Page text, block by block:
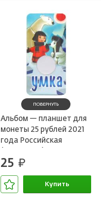
ПОВЕРНУТЬ
Альбом — планшет для
монеты 25 рублей 2021
года Российская
мультипликация — Умка
25 руб.
Купить